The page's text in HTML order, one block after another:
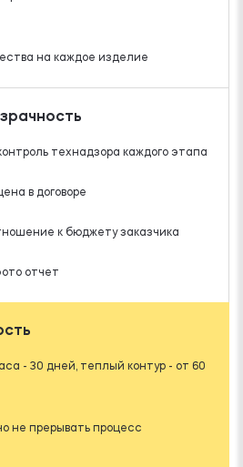
на каждое изделие
технадзора каждого этапа
в договоре
к бюджету заказчика
отчет
- 30 дней, теплый контур - от 60
не прерывать процесс